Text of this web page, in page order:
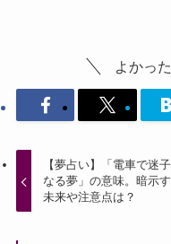
よかっ
【夢占い】「電車で迷
なる夢」の意味。暗示
未来や注意点は？